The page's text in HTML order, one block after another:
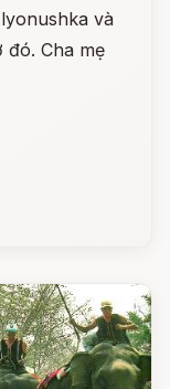
và
đó. Cha mẹ